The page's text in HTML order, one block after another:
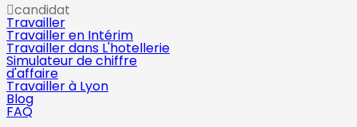
candidat
Travailler
Travailler en Intérim
Travailler dans L'hotellerie
Simulateur de chiffre
d'affaire
Travailler à Lyon
Blog
FAQ